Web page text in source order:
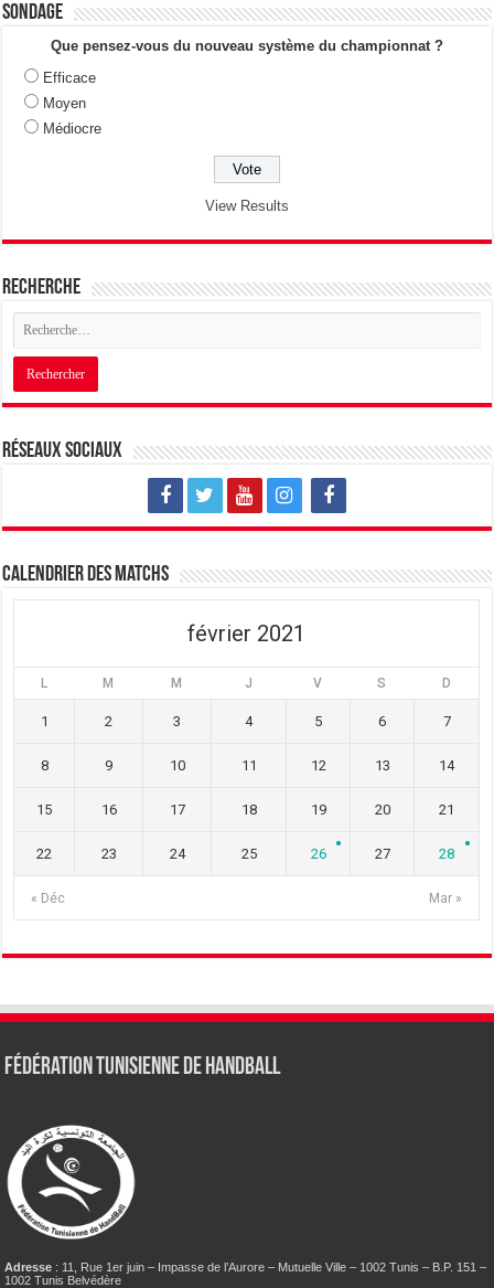
Sondage
Que pensez-vous du nouveau système du championnat ?
Efficace
Moyen
Médiocre
View Results
Recherche
Réseaux sociaux
Calendrier des matchs
février 2021
L M M J V S D
« Déc Mar »
1 2 3 4 5 6 7
8 9 10 11 12 13 14
15 16 17 18 19 20 21
22 23 24 25 26 27 28
Fédération tunisienne de Handball
Adresse : 11, Rue 1er juin – Impasse de l’Aurore – Mutuelle Ville – 1002 Tunis – B.P. 151 –
1002 Tunis Belvédère